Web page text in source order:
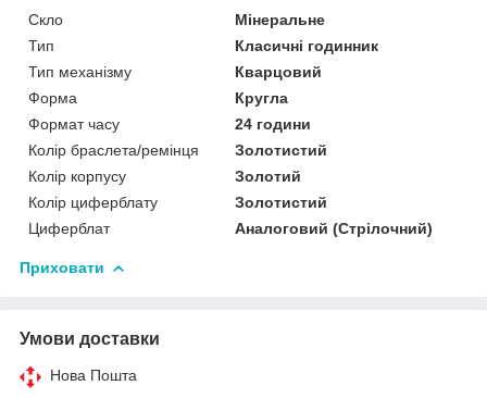
Скло
Мінеральне
Тип
Класичні годинник
Тип механізму
Кварцовий
Форма
Кругла
Формат часу
24 години
Колір браслета/ремінця
Золотистий
Колір корпусу
Золотий
Колір циферблату
Золотистий
Циферблат
Аналоговий (Стрілочний)
Приховати
Умови доставки
Нова Пошта